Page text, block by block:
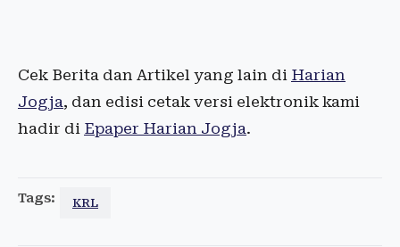
Cek Berita dan Artikel yang lain di Harian
Jogja, dan edisi cetak versi elektronik kami
hadir di Epaper Harian Jogja.
Tags: KRL